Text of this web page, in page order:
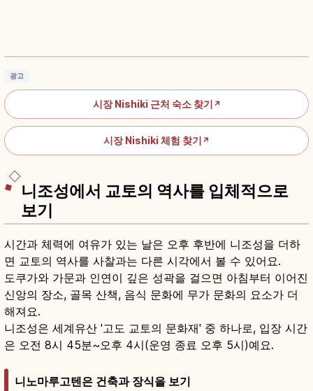
광고
시장 Nishiki 근처 숙소 찾기 ↗
시장 Nishiki 체험 찾기 ↗
니조성에서 교토의 역사를 입체적으로
보기
시간과 체력에 여유가 있는 날은 오후 후반에 니조성을 더하
면 교토의 역사를 사찰과는 다른 시각에서 볼 수 있어요.
도쿠가와 가문과 인연이 깊은 성곽을 걸으면 아침부터 이어진
신앙의 장소, 골목 산책, 음식 문화에 무가 문화의 요소가 더
해져요.
니조성은 세계유산 '고도 교토의 문화재' 중 하나로, 입장 시간
은 오전 8시 45분~오후 4시(운영 종료 오후 5시)예요.
니노마루고텐은 건축과 장식을 보기